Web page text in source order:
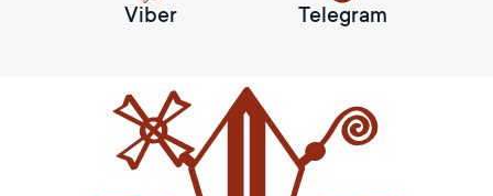
Viber Telegram